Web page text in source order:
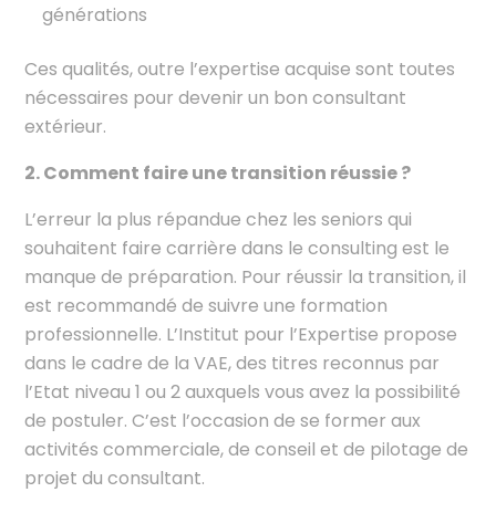
générations
Ces qualités, outre l’expertise acquise sont toutes
nécessaires pour devenir un bon consultant
extérieur.
2. Comment faire une transition réussie ?
L’erreur la plus répandue chez les seniors qui
souhaitent faire carrière dans le consulting est le
manque de préparation. Pour réussir la transition, il
est recommandé de suivre une formation
professionnelle. L’Institut pour l’Expertise propose
dans le cadre de la VAE, des titres reconnus par
l’Etat niveau 1 ou 2 auxquels vous avez la possibilité
de postuler. C’est l’occasion de se former aux
activités commerciale, de conseil et de pilotage de
projet du consultant.